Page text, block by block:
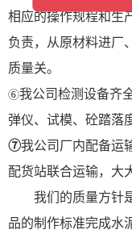
相应的操作规程和生
负责，从原材料进厂
质量关。
⑥我公司检测设备齐
弹仪、试模、砼踏落
⑦我公司厂内配备运
配货站联合运输，大
我们的质量方针
品的制作标准完成水